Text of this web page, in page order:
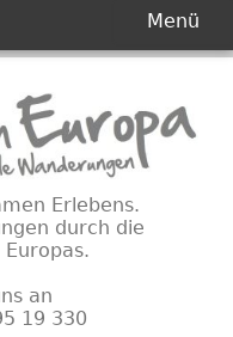
Erlebens.
durch die
Europas.
an
19 330
Menü